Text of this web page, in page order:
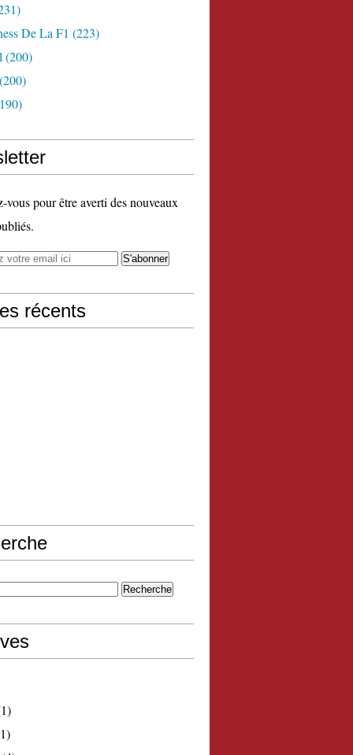
De La F1 (223)
(200)
vous pour être averti des nouveaux
récents